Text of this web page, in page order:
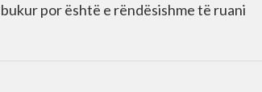
por është e rëndësishme të ruani